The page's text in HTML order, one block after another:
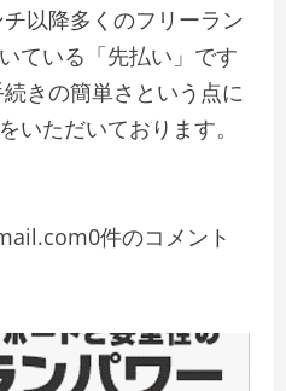
以降多くのフリーラン
ている「先払い」です
きの簡単さという点に
いただいております。
0件のコメント